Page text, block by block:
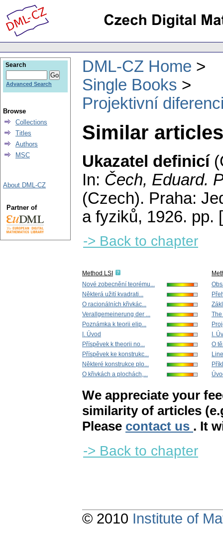
DML-CZ Home
Single Books
Projektivní
Similar
Ukazatel definicí
In: Čech, Eduard.
(Czech). Praha:
a fyziků, 1926. pp.
-> Back to chapter
Method LSI
Nové zobecnění teorému...
Některá užití kvadrati...
O racionálních křivkác...
Verallgemeinerung der ...
Poznámka k teorii elip...
I. Úvod
Příspěvek k theorii no...
Příspěvek ke konstrukc...
Některé konstrukce plo...
O křivkách a plochách,...
I.
O
We appreciate your
similarity of articles
Please contact us . It
-> Back to chapter
Search
Advanced Search
Browse
Collections
Titles
Authors
MSC
About DML-CZ
Partner of
© 2010 Institute of